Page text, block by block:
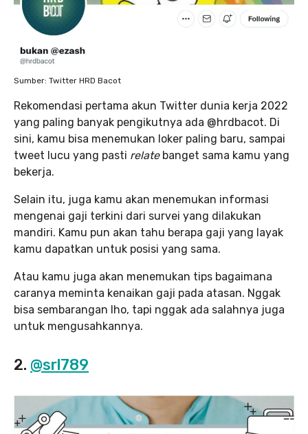
Sumber: Twitter HRD Bacot
Rekomendasi pertama akun Twitter dunia kerja 2022
yang paling banyak pengikutnya ada @hrdbacot. Di
sini, kamu bisa menemukan loker paling baru, sampai
tweet lucu yang pasti relatebanget sama kamu yang
bekerja.
Selain itu, juga kamu akan menemukan informasi
mengenai gaji terkini dari survei yang dilakukan
mandiri. Kamu pun akan tahu berapa gaji yang layak
kamu dapatkan untuk posisi yang sama.
Atau kamu juga akan menemukan tips bagaimana
caranya meminta kenaikan gaji pada atasan. Nggak
bisa sembarangan lho, tapi nggak ada salahnya juga
untuk mengusahkannya.
2. @srl789